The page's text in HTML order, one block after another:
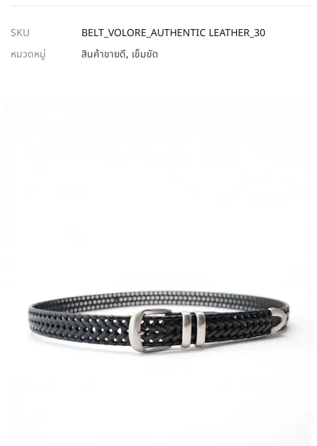
SKU
BELT_VOLORE_AUTHENTIC LEATHER_30
หมวดหมู่
สินค้าขายดี, เข็มขัด